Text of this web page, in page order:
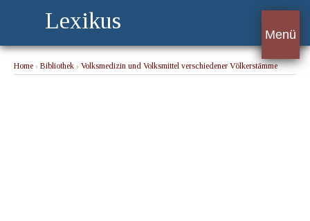
Lexikus
Menü
Home › Bibliothek › Volksmedizin und Volksmittel verschiedener Völkerstämme